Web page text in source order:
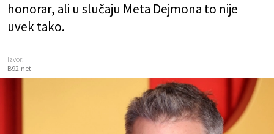
honorar, ali u slučaju Meta Dejmona to nije
uvek tako.
Izvor:
B92.net